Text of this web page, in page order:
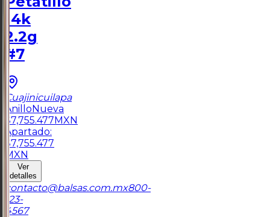
14k
2.2g
#7
Cuajinicuilapa
AnilloNueva
$7,755.477MXN
Apartado:
$7,755.477
MXN
Ver
detalles
contacto@balsas.com.mx800-
123-
4567